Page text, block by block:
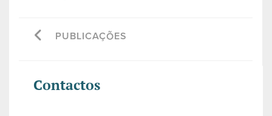
PUBLICAÇÕES
Contactos